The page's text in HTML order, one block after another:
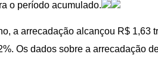
o período acumulado.
a arrecadação alcançou R$ 1,63
Os dados sobre a arrecadação